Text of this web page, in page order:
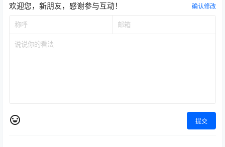
欢迎您，新朋友，感谢参与互动！ 确认修改
提交